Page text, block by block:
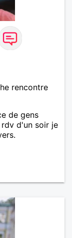
rencontre
de gens
d'un soir je